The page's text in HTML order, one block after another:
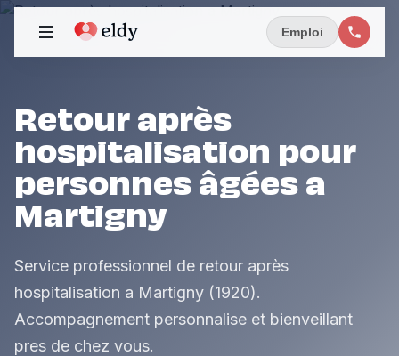
Emploi
Retour après
hospitalisation pour
personnes âgées a
Martigny
Service professionnel de retour après
hospitalisation a Martigny (1920).
Accompagnement personnalise et bienveillant
pres de chez vous.